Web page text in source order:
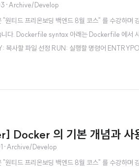
·Archive/Develop
"원티드 프리온보딩 백엔드 8월 코스" 를 수강하며
니다. Dockerfile syntax 아래는 Dockerfile 에서
복사할 파일 선정 RUN: 실행할 명령어
Docker 의 기본 개념과 사
·Archive/Develop
"원티드 프리온보딩 백엔드 8월 코스" 를 수강하며